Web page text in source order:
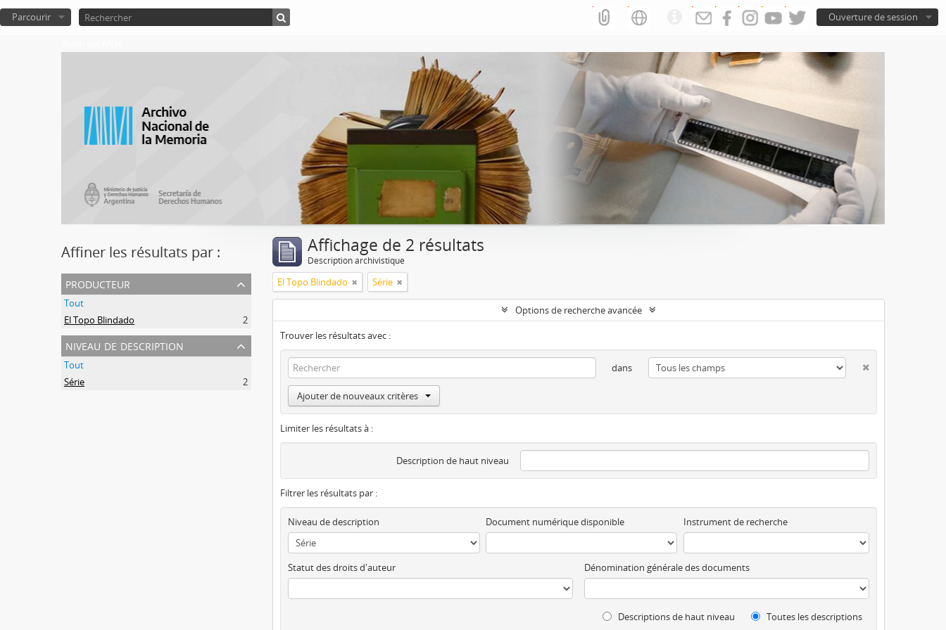
Ouverture de session
Parcourir
Affiner les résultats par :
producteur
Tout
El Topo Blindado
2
niveau de description
Tout
Série
2
Affichage de 2 résultats
Description archivistique
El Topo Blindado Série
Options de recherche avancée
Trouver les résultats avec :
dans
Ajouter de nouveaux critères
Limiter les résultats à :
Description de haut niveau
Filtrer les résultats par :
Niveau de description Document numérique disponible Instrument de recherche
Statut des droits d'auteur Dénomination générale des documents
Descriptions de haut niveau Toutes les descriptions